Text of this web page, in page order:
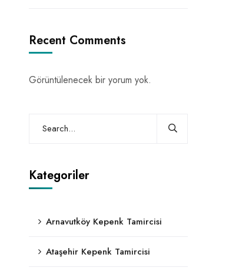
Recent Comments
Görüntülenecek bir yorum yok.
Kategoriler
Arnavutköy Kepenk Tamircisi
Ataşehir Kepenk Tamircisi